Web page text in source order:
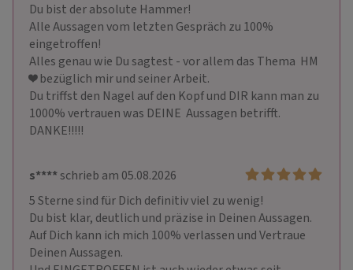
Du bist der absolute Hammer!
Alle Aussagen vom letzten Gespräch zu 100%
eingetroffen!
Alles genau wie Du sagtest - vor allem das Thema  HM
❤️ bezüglich mir und seiner Arbeit.
Du triffst den Nagel auf den Kopf und DIR kann man zu
1000% vertrauen was DEINE  Aussagen betrifft.
DANKE!!!!!
s****schrieb am 05.08.2026
5 Sterne sind für Dich definitiv viel zu wenig!
Du bist klar, deutlich und präzise in Deinen Aussagen.
Auf Dich kann ich mich 100% verlassen und Vertraue
Deinen Aussagen.